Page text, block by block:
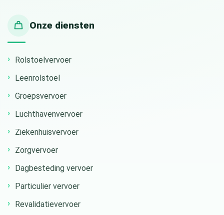
Onze diensten
Rolstoelvervoer
Leenrolstoel
Groepsvervoer
Luchthavenvervoer
Ziekenhuisvervoer
Zorgvervoer
Dagbesteding vervoer
Particulier vervoer
Revalidatievervoer